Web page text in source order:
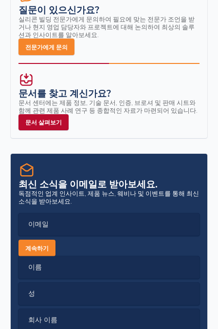
질문이 있으신가요?
실리콘 빌딩 전문가에게 문의하여 필요에 맞는 전문가 조언을 받
거나 현지 영업 담당자와 프로젝트에 대해 논의하여 최상의 솔루
션과 인사이트를 알아보세요.
전문가에게 문의
문서를 찾고 계신가요?
문서 센터에는 제품 정보, 기술 문서, 인증, 브로셔 및 판매 시트와
함께 관련 제품 사례 연구 등 종합적인 자료가 마련되어 있습니다.
문서 살펴보기
최신 소식을 이메일로 받아보세요.
독점적인 업계 인사이트, 제품 뉴스, 웨비나 및 이벤트를 통해 최신
소식을 받아보세요.
이메일
계속하기
이름
성
회사 이름